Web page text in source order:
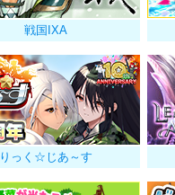
戦国IXA
りっく☆じあ～す